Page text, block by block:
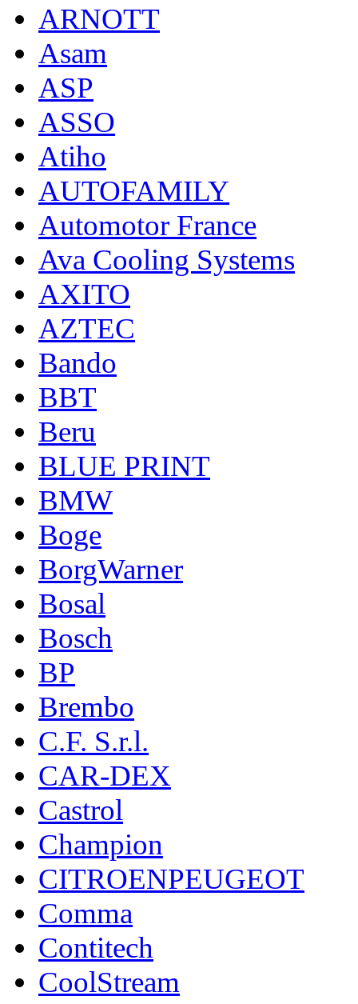
ARNOTT
Asam
ASP
ASSO
Atiho
AUTOFAMILY
Automotor France
Ava Cooling Systems
AXITO
AZTEC
Bando
BBT
Beru
BLUE PRINT
BMW
Boge
BorgWarner
Bosal
Bosch
BP
Brembo
C.F. S.r.l.
CAR-DEX
Castrol
Champion
CITROENPEUGEOT
Comma
Contitech
CoolStream